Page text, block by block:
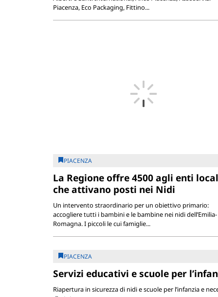
Piacenza, Eco Packaging, Fittino...
PIACENZA
La Regione offre 4500 agli enti
che attivano posti nei Nidi
Un intervento straordinario per un obiettivo primario:
accogliere tutti i bambini e le bambine nei nidi dell’Emilia-
Romagna. I piccoli le cui famiglie...
PIACENZA
Servizi educativi e scuole per
Riapertura in sicurezza di nidi e scuole per l’infanzia e